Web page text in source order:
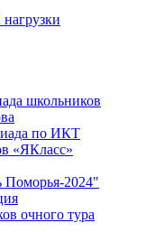
школьников
по ИКТ
«ЯКласс»
2024"
очного тура